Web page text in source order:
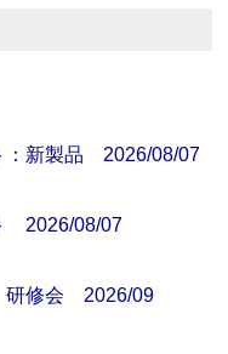
：新製品 2026/08/07
2026/08/07
研修会 2026/09